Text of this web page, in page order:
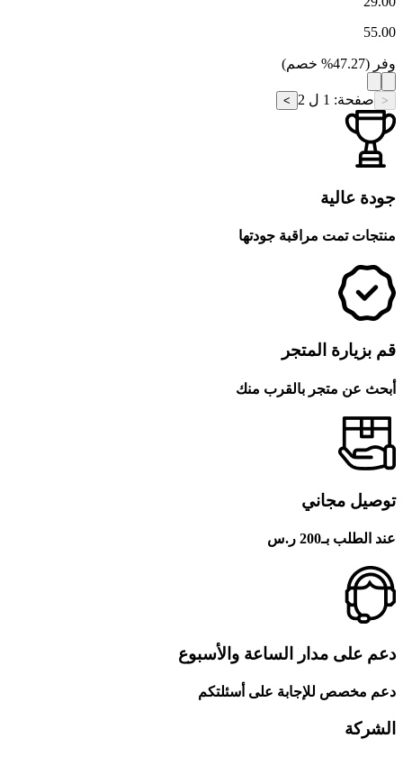
55.00
وفر (
47.27
% خصم)
< صفحة: 1 ل 2 >
جودة عالية
منتجات تمت مراقبة جودتها
قم بزيارة المتجر
أبحث عن متجر بالقرب منك
توصيل مجاني
عند الطلب بـ200 ر.س
دعم على مدار الساعة والأسبوع
دعم مخصص للإجابة على أسئلتكم
الشركة